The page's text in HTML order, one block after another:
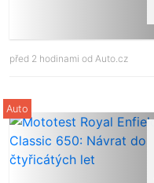
před 2 hodinami od Auto.cz
Auto